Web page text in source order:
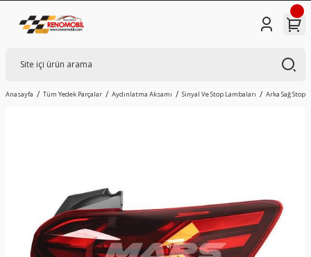
Anasayfa Tüm Yedek Parçalar Aydınlatma Aksamı Sinyal Ve Stop Lambaları Arka Sağ Stop